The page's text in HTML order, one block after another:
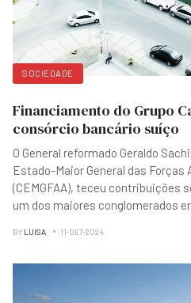
SOCIEDADE
Financiamento do Grupo
consórcio bancário suíço
O General reformado Geraldo
Estado-Maior General das Forças
(CEMGFAA), teceu contribuições
um dos maiores conglomerados
BY LUISA 11-SET-2024